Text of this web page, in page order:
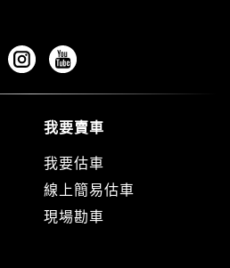
我要賣車
我要估車
線上簡易估車
現場勘車